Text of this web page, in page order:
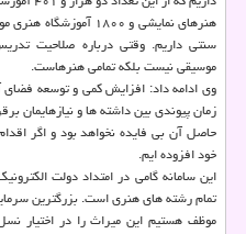
هنرهای نمایشی و ۱۸۰۰
سنتی داریم. وقتی درباره صلاحیت
موسیقی نیست بلكه تمامی هنرهاست.
وی ادامه داد: افزایش كمی و توسعه
زمان پیوندی بین داشته ها و نیازهایمان
حاصل آن بی فایده نخواهد بود و اگر
خود افزوده ایم.
این سامانه گامی در امتداد دولت
تمام رشته های هنری است. بزرگترین
موظف هستیم این میراث را در اختیار